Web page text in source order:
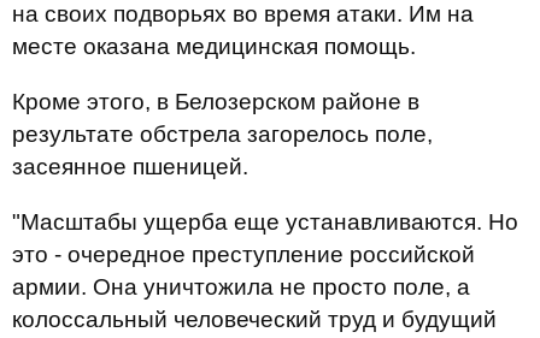
на своих подворьях во время атаки. Им на
месте оказана медицинская помощь.
Кроме этого, в Белозерском районе в
результате обстрела загорелось поле,
засеянное пшеницей.
"Масштабы ущерба еще устанавливаются. Но
это - очередное преступление российской
армии. Она уничтожила не просто поле, а
колоссальный человеческий труд и будущий